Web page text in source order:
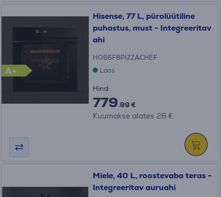
A+
Hisense, 77 L, pürolüütiline
puhastus, must - Integreeritav
ahi
HO66F8PIZZACHEF
Laos
Hind:
779.99 €
Kuumakse alates 26 €
Miele, 40 L, roostevaba teras -
Integreeritav auruahi